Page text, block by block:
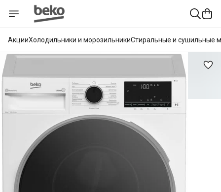
АкцииХолодильники и морозильникиСтиральные и сушильные